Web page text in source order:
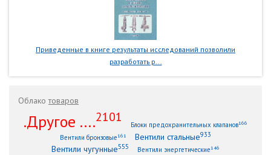
Приведенные в книге результаты исследований позволили
разработать р...
Облакотоваров
.Другое ....2101
Блоки предохранительных клапанов166
Вентили бронзовые161 Вентили стальные933
Вентили чугунные555 Вентили энергетические146